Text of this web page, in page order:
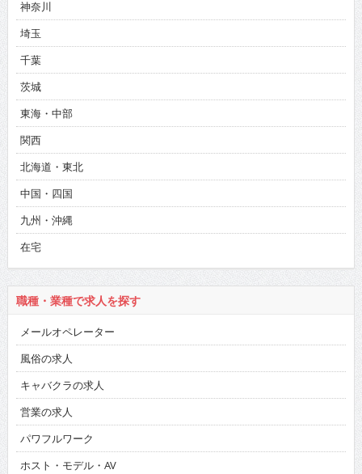
神奈川
埼玉
千葉
茨城
東海・中部
関西
北海道・東北
中国・四国
九州・沖縄
在宅
職種・業種で求人を探す
メールオペレーター
風俗の求人
キャバクラの求人
営業の求人
パワフルワーク
ホスト・モデル・AV